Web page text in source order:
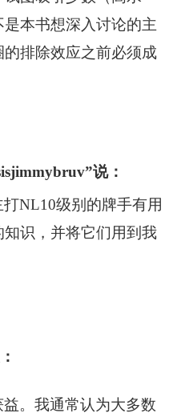
本书想深入讨论的主
排除效应之前必须成
说：
NL10级别的牌手有用
识，并将它们用到我
。我通常认为大多数